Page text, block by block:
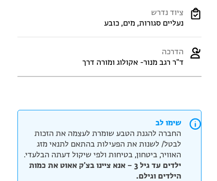
ציוד נדרש
נעליים סגורות, מים, כובע
הדרכה
ד"ר רגב מנור- אקולוג ומורה דרך
שימו לב
החברה להגנת הטבע שומרת לעצמה את הזכות
לבטל/ לשנות את הפעילות בהתאם לתנאי מזג
האוויר, ביטחון, בטיחות ולפי שיקול דעתה הבלעדי.
ילדים עד גיל 3 – אנא ציינו בצ'ק אאוט את כמות
הילדים וגילם.